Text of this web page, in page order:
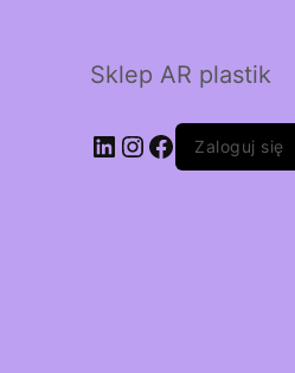
Sklep AR plastik
LinkedIn
Instagram
Facebook
Zaloguj się